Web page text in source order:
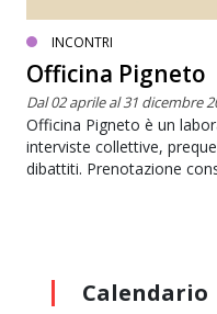
INCONTRI
Officina Pigneto
Dal 02 aprile al 31 dicembre
Officina Pigneto è un
interviste collettive,
dibattiti. Prenotazione
Calendario